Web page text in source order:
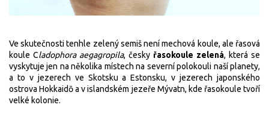
Ve skutečnosti tenhle zelený semiš není mechová koule, ale řasová
koule Cladophora aegagropila, česky řasokoule zelená, která se
vyskytuje jen na několika místech na severní polokouli naší planety,
a to v jezerech ve Skotsku a Estonsku, v jezerech japonského
ostrovaHokkaidōa v islandském jezeře Mývatn, kde řasokoule tvoří
velké kolonie.